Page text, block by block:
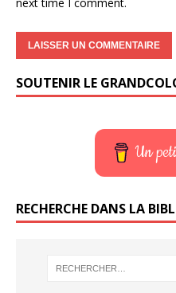
SOUTENIR LE
Un
RECHERCHE DANS LA